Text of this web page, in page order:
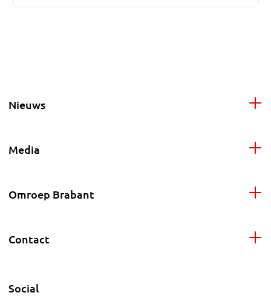
Nieuws
Media
Omroep Brabant
Contact
Social